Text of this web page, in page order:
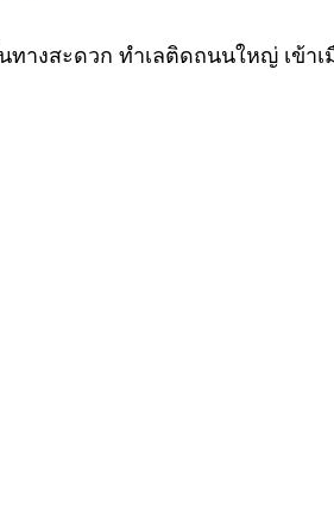
ทางสะดวก ทำเลติดถนนใหญ่ เข้าเ